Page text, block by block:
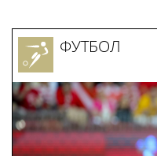
ФУТБОЛ